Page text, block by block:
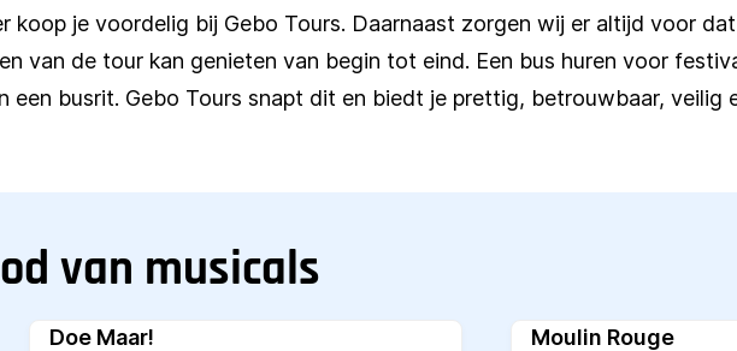
koop je voordelig bij Gebo Tours. Daarnaast zorgen wij er altijd voor dat
van de tour kan genieten van begin tot eind. Een bus huren voor
een busrit. Gebo Tours snapt dit en biedt je prettig, betrouwbaar, veilig
van musicals
Doe Maar! Moulin Rouge